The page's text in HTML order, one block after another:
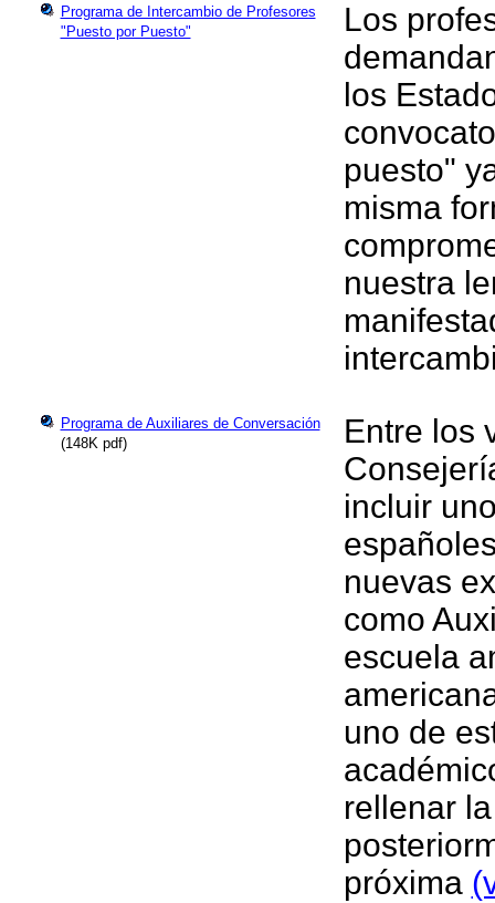
Programa de Intercambio de Profesores
"Puesto por Puesto"
Los
los
puesto"
misma
nuestra
Programa de Auxiliares de Conversación
(148K pdf)
Entre los
incluir
nuevas
como
escuela
uno de
rellenar
próxima